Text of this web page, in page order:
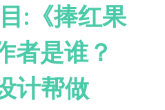
:《捧红果
者是谁？
计帮做